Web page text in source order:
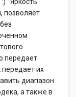
позволяет
передает
передает их
диапазон
а также в